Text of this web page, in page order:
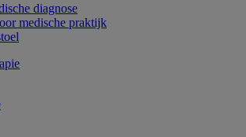
diagnose
medische praktijk